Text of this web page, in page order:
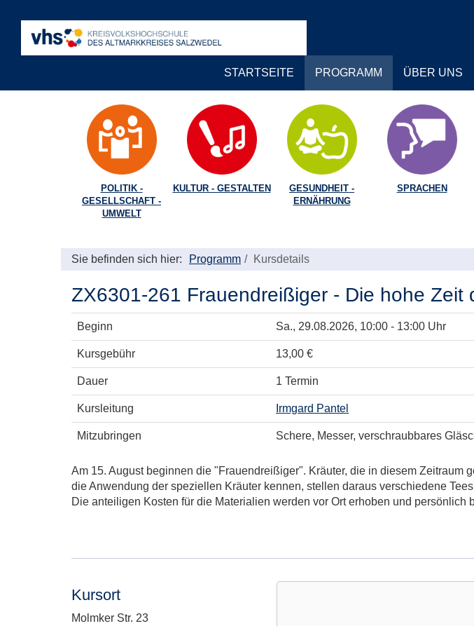
STARTSEITE PROGRAMM ÜBER UNS
POLITIK -
GESELLSCHAFT -
UMWELT
KULTUR - GESTALTEN
GESUNDHEIT -
ERNÄHRUNG
SPRACHEN
Sie befinden sich hier: Programm Kursdetails
ZX6301-261 Frauendreißiger - Die hohe Zeit
Beginn Sa., 29.08.2026, 10:00 - 13:00 Uhr
Kursgebühr 13,00 €
Dauer 1 Termin
Kursleitung Irmgard Pantel
Mitzubringen Schere, Messer, verschraubbares
Am 15. August beginnen die "Frauendreißiger". Kräuter, die in diesem
die Anwendung der speziellen Kräuter kennen, stellen daraus verschiedene
Die anteiligen Kosten für die Materialien werden vor Ort erhoben und persönlich
Kursort
Adresse:
Molmker Str. 23